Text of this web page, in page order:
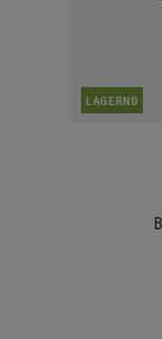
LAGERND